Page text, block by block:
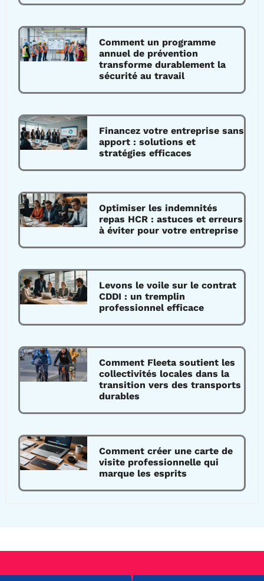
Comment un programme
annuel de prévention
transforme durablement la
sécurité au travail
Financez votre entreprise sans
apport : solutions et
stratégies efficaces
Optimiser les indemnités
repas HCR : astuces et erreurs
à éviter pour votre entreprise
Levons le voile sur le contrat
CDDI : un tremplin
professionnel efficace
Comment Fleeta soutient les
collectivités locales dans la
transition vers des transports
durables
Comment créer une carte de
visite professionnelle qui
marque les esprits